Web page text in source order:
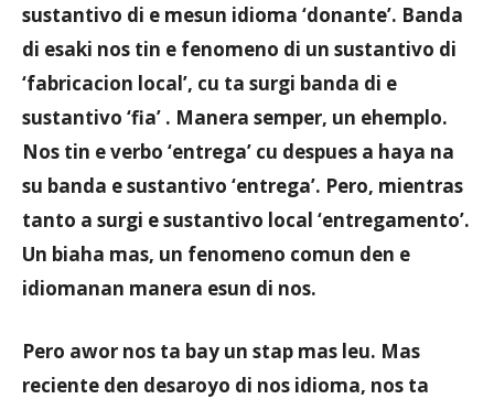
sustantivo di e mesun idioma ‘donante’. Banda
di esaki nos tin e fenomeno di un sustantivo di
‘fabricacion local’, cu ta surgi banda di e
sustantivo ‘fia’ . Manera semper, un ehemplo.
Nos tin e verbo ‘entrega’ cu despues a haya na
su banda e sustantivo ‘entrega’. Pero, mientras
tanto a surgi e sustantivo local ‘entregamento’.
Un biaha mas, un fenomeno comun den e
idiomanan manera esun di nos.
Pero awor nos ta bay un stap mas leu. Mas
reciente den desaroyo di nos idioma, nos ta